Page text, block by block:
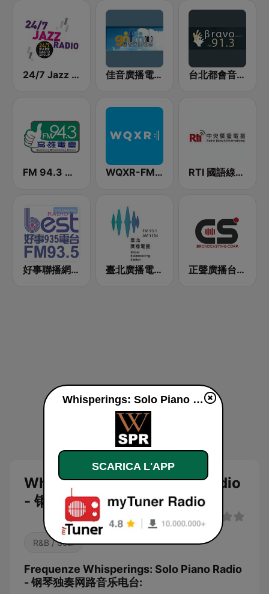
24/7 Jazz Radio 當代爵士音樂 佳音廣播電台 90.9 FM 台北都會音樂台 Bravo FM91.3
FM 94.3 音樂伸展台 WQXR-FM 紐約愛樂電台 RTI 國語線上收聽 中央廣播電台
好事聯播網 Best Radio FM93.5 臺北廣播電臺 FM93.1 正聲廣播台北調頻台 (CSBC FM Radio)
Whisperings: Solo Piano Radio
- 钢琴独奏网路音乐电台
R&B / Soul
Frequenze Whisperings: Solo Piano Radio
- 钢琴独奏网路音乐电台:
Whisperings: Solo Piano Radio - 钢琴独奏网路音乐电台 diretta
SCARICA L'APP